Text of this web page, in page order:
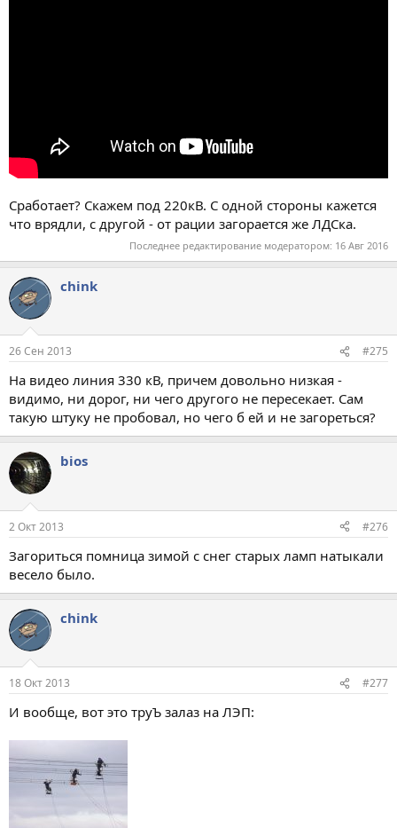
Сработает? Скажем под 220кВ. С одной стороны кажется
что врядли, с другой - от рации загорается же ЛДСка.
Последнее редактирование модератором: 16 Авг 2016
chink
26 Сен 2013 #275
На видео линия 330 кВ, причем довольно низкая -
видимо, ни дорог, ни чего другого не пересекает. Сам
такую штуку не пробовал, но чего б ей и не загореться?
bios
2 Окт 2013 #276
Загориться помница зимой с снег старых ламп натыкали
весело было.
chink
18 Окт 2013 #277
И вообще, вот это труЪ залаз на ЛЭП: